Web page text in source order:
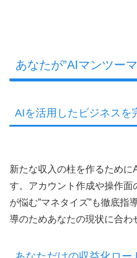
あなたが”AIマンツー
AIを活用したビジネスを
新たな収入の柱を作るために
す。アカウント作成や操作面
が悩む”マネタイズ”も徹底指
導のためあなたの現状に合わ